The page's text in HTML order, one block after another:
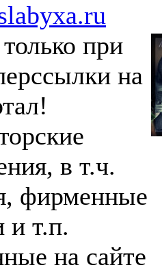
при
на
в т.ч.
фирменные
и т.п.
на сайте